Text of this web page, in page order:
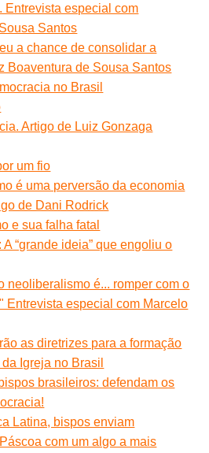
Entrevista especial com
Santos
a chance de consolidar a
Boaventura de Sousa Santos
no Brasil
Artigo de Luiz Gonzaga
um fio
é uma perversão da economia
de Dani Rodrick
e sua falha fatal
“grande ideia” que engoliu o
neoliberalismo é... romper com o
Entrevista especial com Marcelo
as diretrizes para a formação
Igreja no Brasil
brasileiros: defendam os
Latina, bispos enviam
com um algo a mais